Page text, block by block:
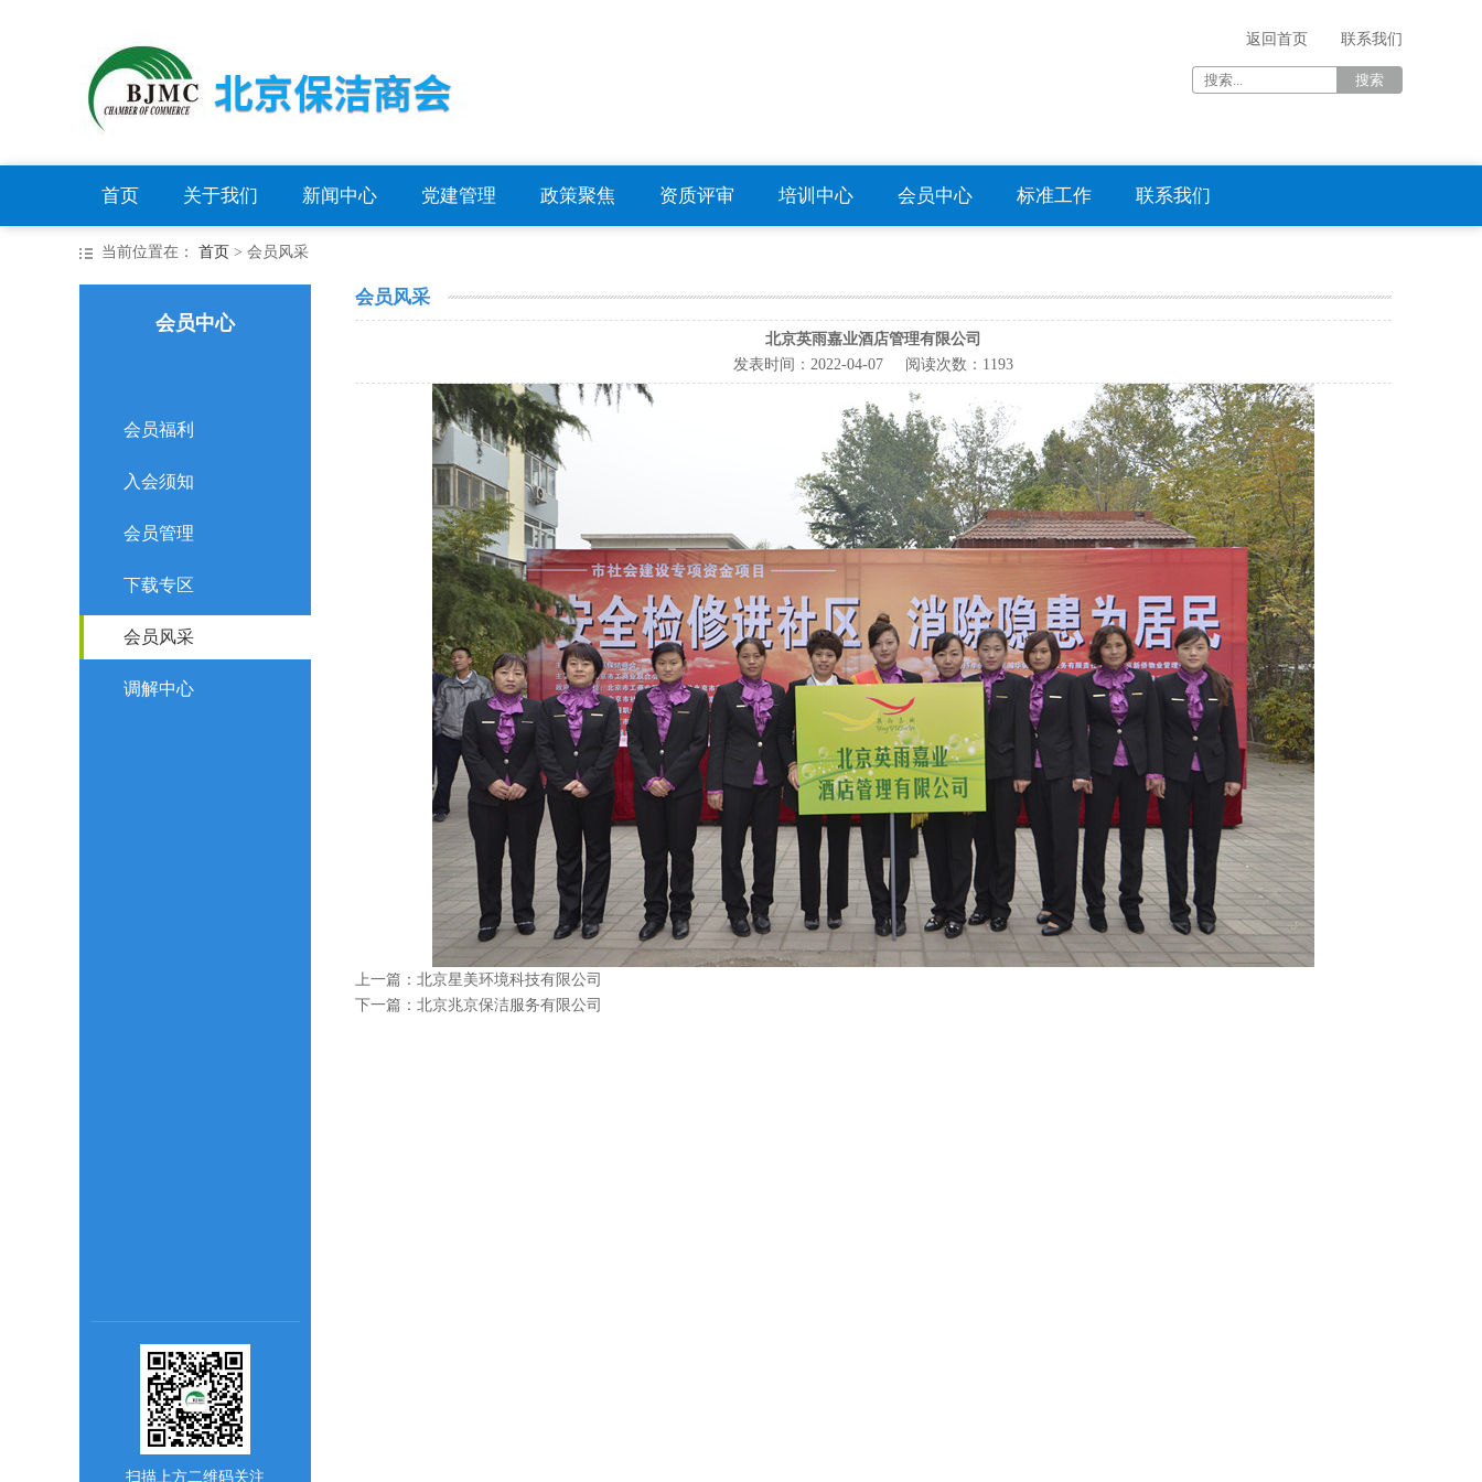
联系我们
返回首页
首页 关于我们 新闻中心 党建管理 政策聚焦 资质评审 培训中心 会员中心 标准工作 联系我们
当前位置在： 首页 > 会员风采
会员中心
会员福利
入会须知
会员管理
下载专区
会员风采
调解中心
扫描上方二维码关注
会员风采
北京英雨嘉业酒店管理有限公司
发表时间： 2022-04-07 阅读次数： 1193
上一篇： 北京星美环境科技有限公司
下一篇： 北京兆京保洁服务有限公司